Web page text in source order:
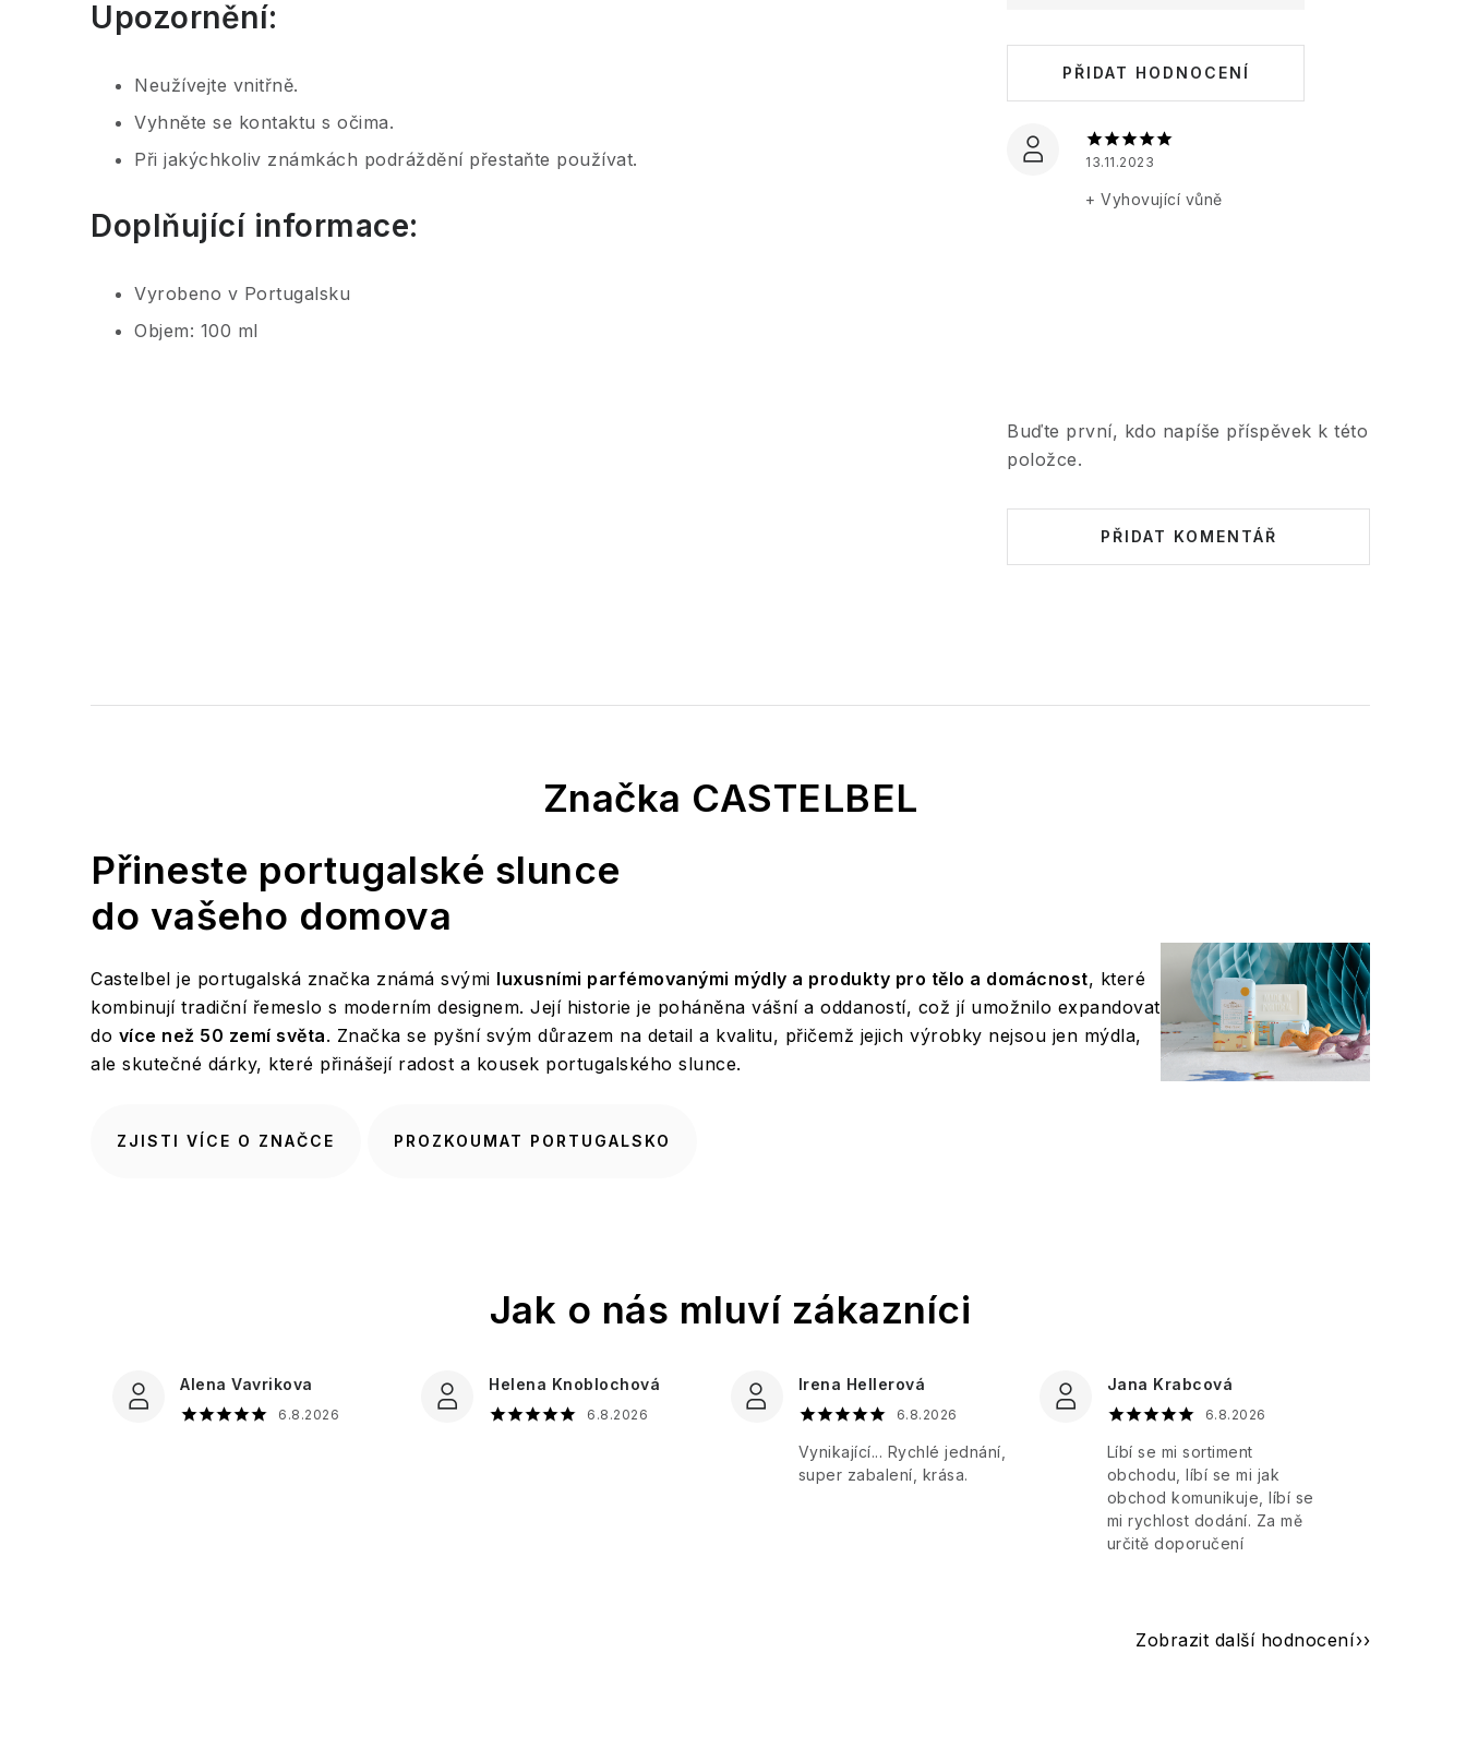
Upozornění:
Neužívejte vnitřně.
Vyhněte se kontaktu s očima.
Při jakýchkoliv známkách podráždění přestaňte používat.
Doplňující informace:
Vyrobeno v Portugalsku
Objem: 100 ml
PŘIDAT HODNOCENÍ
d
c
13.11.2023
+ Vyhovující vůně
Buďte první, kdo napíše příspěvek k této
položce.
PŘIDAT KOMENTÁŘ
Značka CASTELBEL
Přineste portugalské slunce
do vašeho domova
Castelbel je portugalská značka známá svými luxusními parfémovanými mýdly a produkty pro tělo a domácnost, které
kombinují tradiční řemeslo s moderním designem. Její historie je poháněna vášní a oddaností, což jí umožnilo expandovat
do více než 50 zemí světa. Značka se pyšní svým důrazem na detail a kvalitu, přičemž jejich výrobky nejsou jen mýdla,
ale skutečné dárky, které přinášejí radost a kousek portugalského slunce.
ZJISTI VÍCE O ZNAČCE PROZKOUMAT PORTUGALSKO
Alena Vavrikova
6.8.2026
Helena Knoblochová
6.8.2026
Irena Hellerová
6.8.2026
Vynikající... Rychlé jednání,
super zabalení, krása.
Jana Krabcová
6.8.2026
Líbí se mi sortiment
obchodu, líbí se mi jak
obchod komunikuje, líbí se
mi rychlost dodání. Za mě
určitě doporučení
Zobrazit další hodnocení